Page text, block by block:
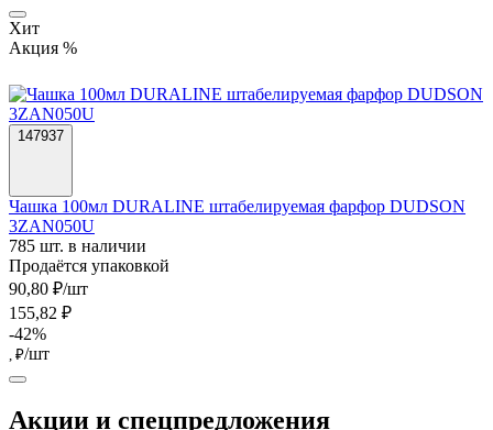
Хит
Акция %
147937
Чашка 100мл DURALINE штабелируемая фарфор DUDSON
3ZAN050U
785 шт. в наличии
Продаётся упаковкой
90,80 ₽/шт
155,82 ₽
-42%
, ₽/шт
Акции и спецпредложения